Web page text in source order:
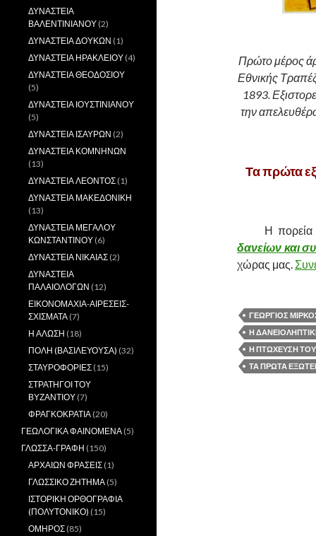
Πρώτο μέρος
Εθνικής
1893.
την
Τα πρώτα
Η πορεία
δανείων και
χώρας μας.
ΓΕΩΡΓΙΟΣ
Η
Η ΠΤΩΧΕΥΣΗ ΤΟΥ
ΤΑ ΠΡΩΤΑ
ΔΥΝΑΣΤΕΙΑ
ΒΑΛΕΝΤΙΝΙΑΝΟΥ (2)
ΔΥΝΑΣΤΕΙΑ ΔΟΥΚΩΝ (1)
ΔΥΝΑΣΤΕΙΑ ΗΡΑΚΛΕΙΟΥ (4)
ΔΥΝΑΣΤΕΙΑ ΘΕΟΔΟΣΙΟΥ
(5)
ΔΥΝΑΣΤΕΙΑ ΙΟΥΣΤΙΝΙΑΝΟΥ
(5)
ΔΥΝΑΣΤΕΙΑ ΙΣΑΥΡΩΝ (2)
ΔΥΝΑΣΤΕΙΑ ΚΟΜΝΗΝΩΝ
(13)
ΔΥΝΑΣΤΕΙΑ ΛΕΟΝΤΟΣ (1)
ΔΥΝΑΣΤΕΙΑ ΜΑΚΕΔΟΝΙΚΗ
(13)
ΔΥΝΑΣΤΕΙΑ ΜΕΓΑΛΟΥ
ΚΩΝΣΤΑΝΤΙΝΟΥ (6)
ΔΥΝΑΣΤΕΙΑ ΝΙΚΑΙΑΣ (2)
ΔΥΝΑΣΤΕΙΑ
ΠΑΛΑΙΟΛΟΓΩΝ (12)
ΕΙΚΟΝΟΜΑΧΙΑ-ΑΙΡΕΣΕΙΣ-
ΣΧΙΣΜΑΤΑ (7)
Η ΑΛΩΣΗ (18)
ΠΟΛΗ (ΒΑΣΙΛΕΥΟΥΣΑ) (32)
ΣΤΑΥΡΟΦΟΡΙΕΣ (15)
ΣΤΡΑΤΗΓΟΙ ΤΟΥ
ΒΥΖΑΝΤΙΟΥ (7)
ΦΡΑΓΚΟΚΡΑΤΙΑ (20)
ΓΕΩΛΟΓΙΚΑ ΦΑΙΝΟΜΕΝΑ (5)
ΓΛΩΣΣΑ-ΓΡΑΦΗ (150)
ΑΡΧΑΙΩΝ ΦΡΑΣΕΙΣ (1)
ΓΛΩΣΣΙΚΟ ΖΗΤΗΜΑ (5)
ΙΣΤΟΡΙΚΗ ΟΡΘΟΓΡΑΦΙΑ
(ΠΟΛΥΤΟΝΙΚΟ) (15)
ΟΜΗΡΟΣ (85)